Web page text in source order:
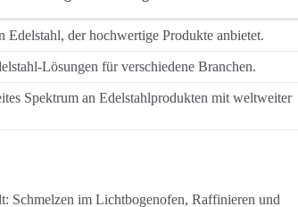
Edelstahl, der hochwertige Produkte anbietet.
Lösungen für verschiedene Branchen.
Spektrum an Edelstahlprodukten mit weltweiter
Schmelzen im Lichtbogenofen, Raffinieren und